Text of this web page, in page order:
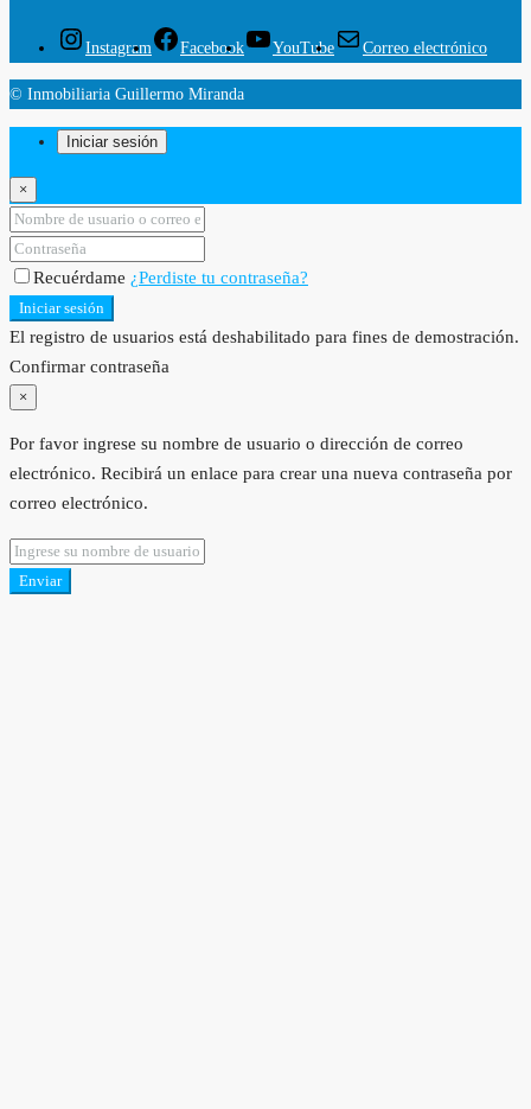
Instagram Facebook YouTube Correo electrónico
© Inmobiliaria Guillermo Miranda
Iniciar sesión
×
Recuérdame ¿Perdiste tu contraseña?
Iniciar sesión
El registro de usuarios está deshabilitado para fines de demostración.
Confirmar contraseña
×
Por favor ingrese su nombre de usuario o dirección de correo
electrónico. Recibirá un enlace para crear una nueva contraseña por
correo electrónico.
Enviar